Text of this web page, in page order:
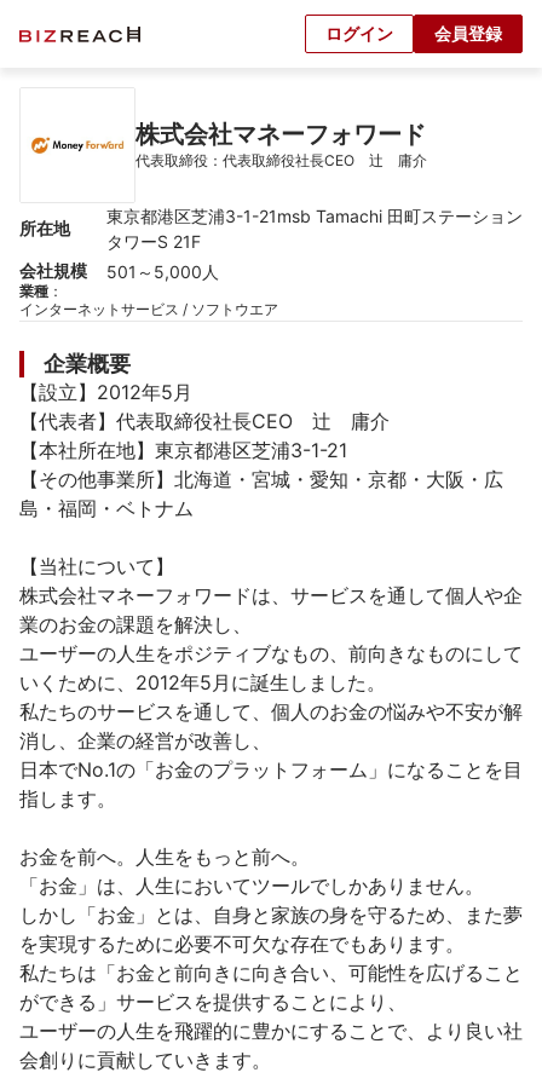
ログイン 会員登録
株式会社マネーフォワード
代表取締役：代表取締役社長CEO　辻　庸介
所在地
東京都港区芝浦3-1-21msb Tamachi 田町ステーション
タワーS 21F
会社規模
501～5,000人
業種 ：
インターネットサービス / ソフトウエア
企業概要
【設立】2012年5月
【代表者】代表取締役社長CEO　辻　庸介
【本社所在地】東京都港区芝浦3-1-21
【その他事業所】北海道・宮城・愛知・京都・大阪・広
島・福岡・ベトナム
【当社について】
株式会社マネーフォワードは、サービスを通して個人や企
業のお金の課題を解決し、
ユーザーの人生をポジティブなもの、前向きなものにして
いくために、2012年5月に誕生しました。
私たちのサービスを通して、個人のお金の悩みや不安が解
消し、企業の経営が改善し、
日本でNo.1の「お金のプラットフォーム」になることを目
指します。
お金を前へ。人生をもっと前へ。
「お金」は、人生においてツールでしかありません。
しかし「お金」とは、自身と家族の身を守るため、また夢
を実現するために必要不可欠な存在でもあります。
私たちは「お金と前向きに向き合い、可能性を広げること
ができる」サービスを提供することにより、
ユーザーの人生を飛躍的に豊かにすることで、より良い社
会創りに貢献していきます。